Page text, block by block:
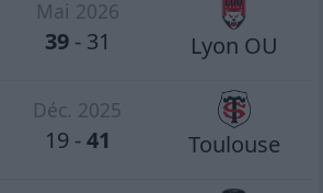
Mai 2026
39- 31 Lyon OU
Déc. 2025
19-41 Toulouse